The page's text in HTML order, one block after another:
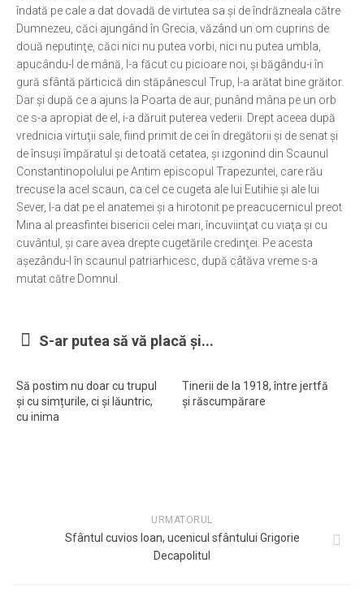
Predici și cateheze
Pelerinaje
Ortodox în diaspora
Evenimente
Biserici și mănăstiri
Viață curată
Nevoințe contemporane
Familia de azi
Casa curată
Adicții și vindecări
Gadgeturi cu două tăișuri
Interviuri
îndată pe cale a dat dovadă de virtutea sa şi de îndrăzneala către
Dumnezeu, căci ajungând în Grecia, văzând un om cuprins de
două neputinţe, căci nici nu putea vorbi, nici nu putea umbla,
apucându-l de mână, l-a făcut cu picioare noi, şi băgându-i în
gură sfântă părticică din stăpânescul Trup, I-a arătat bine grăitor.
Dar şi după ce a ajuns la Poarta de aur, punând mâna pe un orb
ce s-a apropiat de el, i-a dăruit puterea vederii. Drept aceea după
vrednicia virtuţii sale, fiind primit de cei în dregătorii şi de senat şi
de însuşi împăratul şi de toată cetatea, şi izgonind din Scaunul
Constantinopolului pe Antim episcopul Trapezuntei, care rău
trecuse la acel scaun, ca cel ce cugeta ale lui Eutihie şi ale lui
Sever, l-a dat pe el anatemei şi a hirotonit pe preacucernicul preot
Mina al preasfintei bisericii celei mari, încuviinţat cu viaţa şi cu
cuvântul, şi care avea drepte cugetările credinţei. Pe acesta
aşezându-l în scaunul patriarhicesc, după câtăva vreme s-a
mutat către Domnul.
S-ar putea să vă placă și...
Să postim nu doar cu trupul
și cu simțurile, ci și lăuntric,
cu inima
Tinerii de la 1918, între jertfă
și răscumpărare
URMATORUL
Sfântul cuvios Ioan, ucenicul sfântului Grigorie
Decapolitul